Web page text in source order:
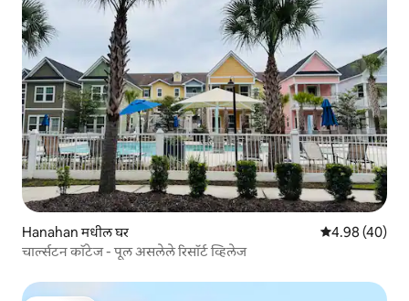
Hanahan मधील घर 5 पैकी 4.98
4.98 (40)
चार्ल्सटन कॉटेज - पूल असलेले रिसॉर्ट व्हिलेज